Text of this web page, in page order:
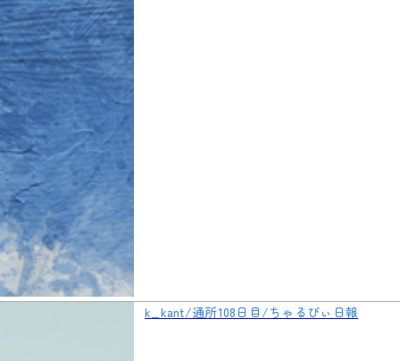
k_kant/通所108日目/ちゃるびぃ日報